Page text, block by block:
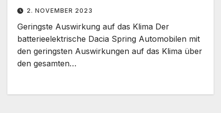
2. NOVEMBER 2023
Geringste Auswirkung auf das Klima Der
batterieelektrische Dacia Spring Automobilen mit
den geringsten Auswirkungen auf das Klima über
den gesamten…